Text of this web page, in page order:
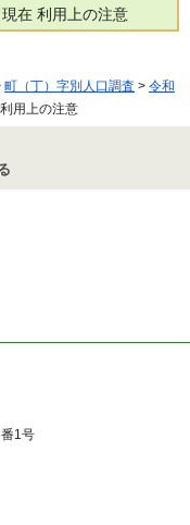
在 利用上の注意
町（丁）字別人口調査 > 令和
用上の注意
1号